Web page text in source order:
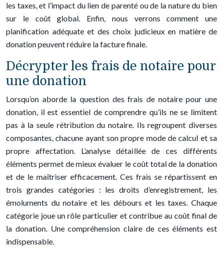
les taxes, et l’impact du lien de parenté ou de la nature du bien
sur le coût global. Enfin, nous verrons comment une
planification adéquate et des choix judicieux en matière de
donation peuvent réduire la facture finale.
Décrypter les frais de notaire pour
une donation
Lorsqu’on aborde la question des frais de notaire pour une
donation, il est essentiel de comprendre qu’ils ne se limitent
pas à la seule rétribution du notaire. Ils regroupent diverses
composantes, chacune ayant son propre mode de calcul et sa
propre affectation. L’analyse détaillée de ces différents
éléments permet de mieux évaluer le coût total de la donation
et de le maîtriser efficacement. Ces frais se répartissent en
trois grandes catégories : les droits d’enregistrement, les
émoluments du notaire et les débours et les taxes. Chaque
catégorie joue un rôle particulier et contribue au coût final de
la donation. Une compréhension claire de ces éléments est
indispensable.